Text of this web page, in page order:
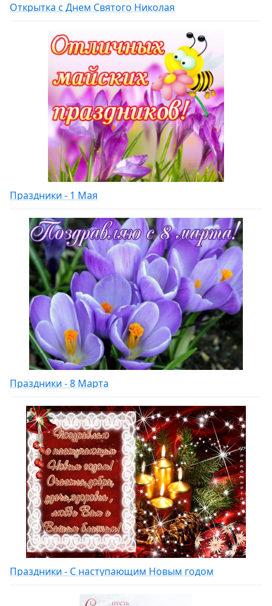
Открытка с Днем Святого Николая
Праздники - 1 Мая
Праздники - 8 Марта
Праздники - С наступающим Новым годом